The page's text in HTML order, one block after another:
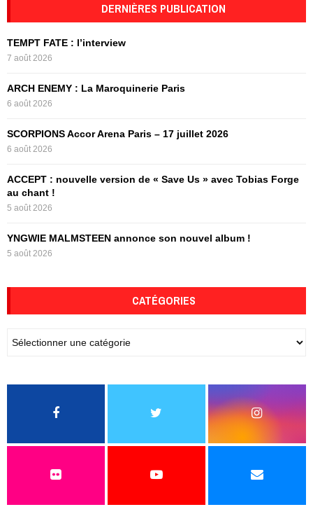
h
o
r
DERNIÈRES PUBLICATION
TEMPT FATE : l’interview
7 août 2026
ARCH ENEMY : La Maroquinerie Paris
6 août 2026
SCORPIONS Accor Arena Paris – 17 juillet 2026
6 août 2026
ACCEPT : nouvelle version de « Save Us » avec Tobias Forge
au chant !
5 août 2026
YNGWIE MALMSTEEN annonce son nouvel album !
5 août 2026
CATÉGORIES